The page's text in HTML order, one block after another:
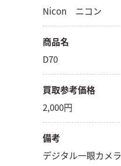
Nicon ニコン
商品名
D70
買取参考価格
2,000円
備考
デジタル一眼カメラ